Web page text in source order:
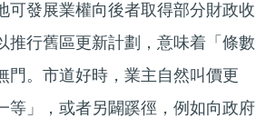
可發展業權向後者取得部分財政收
推行舊區更新計劃，意味着「條數
門。市道好時，業主自然叫價更
等」，或者另闢蹊徑，例如向政府